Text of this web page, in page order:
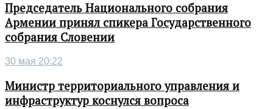
Председатель Национального собрания
Армении принял спикера Государственного
собрания Словении
30 мая 20:22
Министр территориального управления и
инфраструктур коснулся вопроса